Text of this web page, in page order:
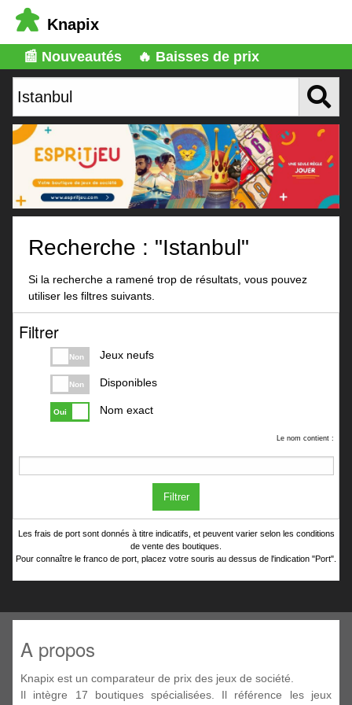
Knapix
📰 Nouveautés 🔥 Baisses de prix
Recherche : "Istanbul"
Si la recherche a ramené trop de résultats, vous pouvez
utiliser les filtres suivants.
Filtrer
Non Jeux neufs
Non Disponibles
Oui Nom exact
Le nom contient :
Filtrer
Les frais de port sont donnés à titre indicatifs, et peuvent varier selon les conditions
de vente des boutiques.
Pour connaître le franco de port, placez votre souris au dessus de l'indication "Port".
A propos
Knapix est un comparateur de prix des jeux de société.
Il intègre 17 boutiques spécialisées. Il référence les jeux